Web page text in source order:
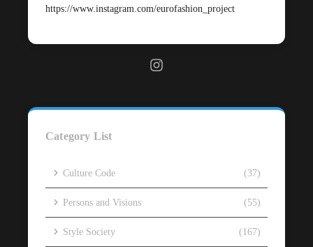
https://www.instagram.com/eurofashion_project
Category List
Culture Code (37)
Persons and Visions (55)
Style Society (167)